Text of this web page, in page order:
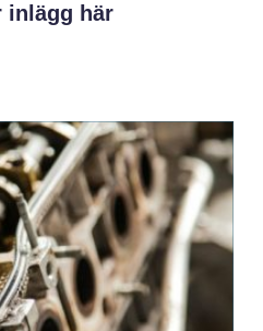
inlägg här